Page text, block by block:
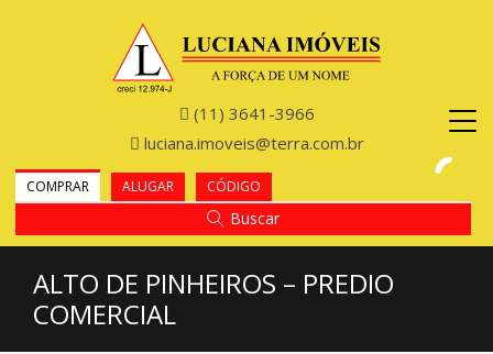
(11) 3641-3966
luciana.imoveis@terra.com.br
COMPRAR ALUGAR CÓDIGO
Buscar
ALTO DE PINHEIROS – PREDIO
COMERCIAL